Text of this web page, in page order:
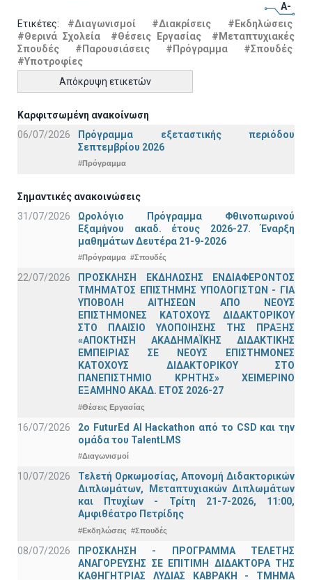
A-
Ετικέτες: #Διαγωνισμοί #Διακρίσεις
#Εκδηλώσεις
#Θερινά Σχολεία
#Θέσεις Εργασίας
#Μεταπτυχιακές
Σπουδές
#Παρουσιάσεις #Πρόγραμμα
#Σπουδές
#Υποτροφίες
Απόκρυψη ετικετών
Καρφιτσωμένη ανακοίνωση
06/07/2026
Πρόγραμμα εξεταστικής περιόδου
Σεπτεμβρίου 2026
#Πρόγραμμα
Σημαντικές ανακοινώσεις
31/07/2026
Ωρολόγιο Πρόγραμμα Φθινοπωρινού
Εξαμήνου ακαδ. έτους 2026-27. Έναρξη
μαθημάτων Δευτέρα 21-9-2026
#Πρόγραμμα #Σπουδές
22/07/2026
ΠΡΟΣΚΛΗΣΗ ΕΚΔΗΛΩΣΗΣ ΕΝΔΙΑΦΕΡΟΝΤΟΣ
ΤΜΗΜΑΤΟΣ ΕΠΙΣΤΗΜΗΣ ΥΠΟΛΟΓΙΣΤΩΝ - ΓΙΑ
ΥΠΟΒΟΛΗ ΑΙΤΗΣΕΩΝ ΑΠΟ ΝΕΟΥΣ
ΕΠΙΣΤΗΜΟΝΕΣ ΚΑΤΟΧΟΥΣ ΔΙΔΑΚΤΟΡΙΚΟΥ
ΣΤΟ ΠΛΑΙΣΙΟ ΥΛΟΠΟΙΗΣΗΣ ΤΗΣ ΠΡΑΞΗΣ
«ΑΠΟΚΤΗΣΗ ΑΚΑΔΗΜΑΪΚΗΣ ΔΙΔΑΚΤΙΚΗΣ
ΕΜΠΕΙΡΙΑΣ ΣΕ ΝΕΟΥΣ ΕΠΙΣΤΗΜΟΝΕΣ
ΚΑΤΟΧΟΥΣ ΔΙΔΑΚΤΟΡΙΚΟΥ ΣΤΟ
ΠΑΝΕΠΙΣΤΗΜΙΟ ΚΡΗΤΗΣ» ΧΕΙΜΕΡΙΝΟ
ΕΞΑΜΗΝΟ ΑΚΑΔ. ΕΤΟΣ 2026-27
#Θέσεις Εργασίας
16/07/2026
2o FuturEd AI Hackathon από το CSD και την
ομάδα του TalentLMS
#Διαγωνισμοί
10/07/2026
Τελετή Ορκωμοσίας, Απονομή Διδακτορικών
Διπλωμάτων, Μεταπτυχιακών Διπλωμάτων
και Πτυχίων - Τρίτη 21-7-2026, 11:00,
Αμφιθέατρο Πετρίδης
#Εκδηλώσεις #Σπουδές
08/07/2026
ΠΡΟΣΚΛΗΣΗ - ΠΡΟΓΡΑΜΜΑ ΤΕΛΕΤΗΣ
ΑΝΑΓΟΡΕΥΣΗΣ ΣΕ ΕΠΙΤΙΜΗ ΔΙΔΑΚΤΟΡΑ ΤΗΣ
ΚΑΘΗΓΗΤΡΙΑΣ ΛΥΔΙΑΣ ΚΑΒΡΑΚΗ - ΤΜΗΜΑ